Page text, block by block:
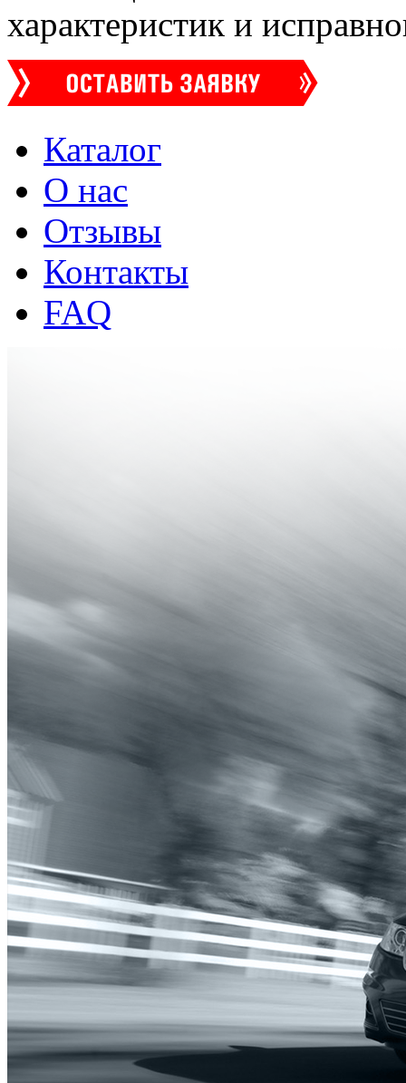
характеристик и
Каталог
О нас
Отзывы
Контакты
FAQ